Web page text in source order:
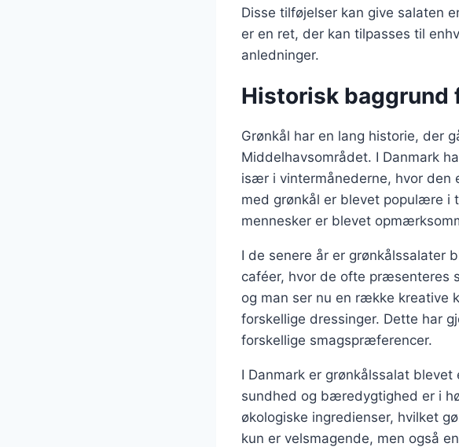
Disse tilføjelser kan give salaten
er en ret, der kan tilpasses til
anledninger.
Historisk baggrund
Grønkål har en lang historie, der
Middelhavsområdet. I Danmark
især i vintermånederne, hvor den
med grønkål er blevet populære i
mennesker er blevet
I de senere år er grønkålssalater
caféer, hvor de ofte præsenteres
og man ser nu en række kreative
forskellige dressinger. Dette har
forskellige smagspræferencer.
I Danmark er grønkålssalat
sundhed og bæredygtighed er i
økologiske ingredienser, hvilket
kun er velsmagende, men også